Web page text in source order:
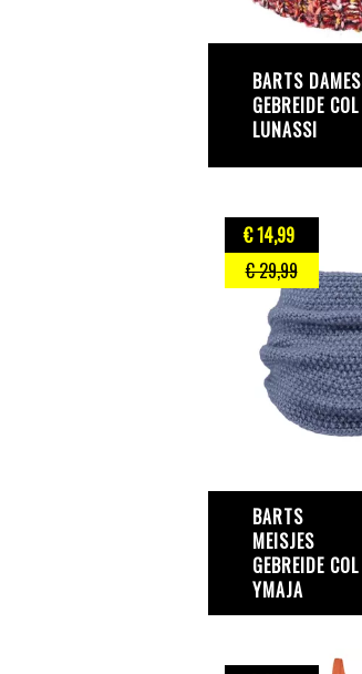
BARTS DAMES
GEBREIDE COL
LUNASSI
€ 14,99
€ 29,99
BARTS
MEISJES
GEBREIDE COL
YMAJA